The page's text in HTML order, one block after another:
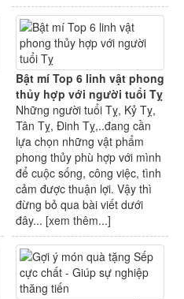
Bật mí Top 6 linh vật phong
thủy hợp với người tuổi Tỵ
Những người tuổi Tỵ, Kỷ Tỵ,
Tân Tỵ, Đinh Tỵ,..đang cần
lựa chọn những vật phẩm
phong thủy phù hợp với mình
để cuộc sống, công việc, tình
cảm được thuận lợi. Vậy thì
đừng bỏ qua bài viết dưới
đây... [xem thêm...]